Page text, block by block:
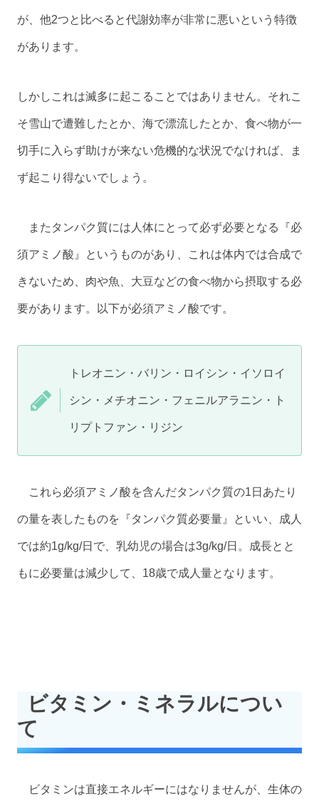
が、他2つと比べると代謝効率が非常に悪いという特徴
があります。
しかしこれは滅多に起こることではありません。それこ
そ雪山で遭難したとか、海で漂流したとか、食べ物が一
切手に入らず助けが来ない危機的な状況でなければ、ま
ず起こり得ないでしょう。
またタンパク質には人体にとって必ず必要となる『必
須アミノ酸』というものがあり、これは体内では合成で
きないため、肉や魚、大豆などの食べ物から摂取する必
要があります。以下が必須アミノ酸です。
トレオニン・バリン・ロイシン・イソロイ
シン・メチオニン・フェニルアラニン・ト
リプトファン・リジン
これら必須アミノ酸を含んだタンパク質の1日あたり
の量を表したものを『タンパク質必要量』といい、成人
では約1g/kg/日で、乳幼児の場合は3g/kg/日。成長とと
もに必要量は減少して、18歳で成人量となります。
ビタミン・ミネラルについ
て
ビタミンは直接エネルギーにはなりませんが、生体の